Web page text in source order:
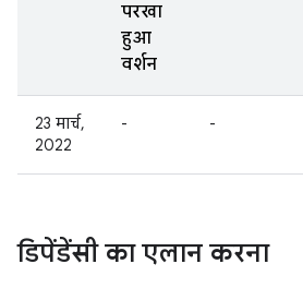
परखा
हुआ
वर्शन
23 मार्च,
2022
- -
डिपेंडेंसी का एलान करना